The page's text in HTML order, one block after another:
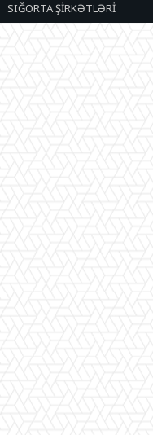
SIĞORTA ŞİRKƏTLƏRİ